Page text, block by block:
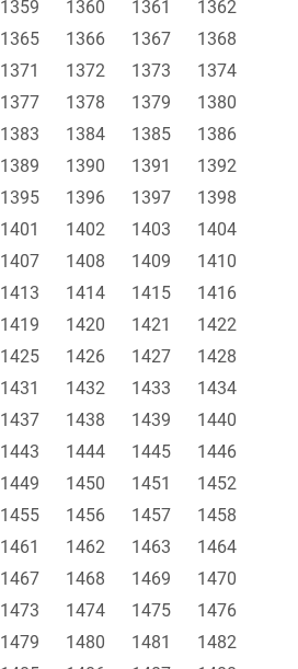
1359 1360 1361
1362
1365 1366 1367
1368
1371 1372 1373
1374
1377 1378 1379
1380
1383 1384 1385
1386
1389 1390 1391
1392
1395 1396 1397
1398
1401 1402 1403
1404
1407 1408 1409
1410
1413 1414 1415
1416
1419 1420 1421
1422
1425 1426 1427
1428
1431 1432 1433
1434
1437 1438 1439
1440
1443 1444 1445
1446
1449 1450 1451
1452
1455 1456 1457
1458
1461 1462 1463
1464
1467 1468 1469
1470
1473 1474 1475
1476
1479 1480 1481
1482